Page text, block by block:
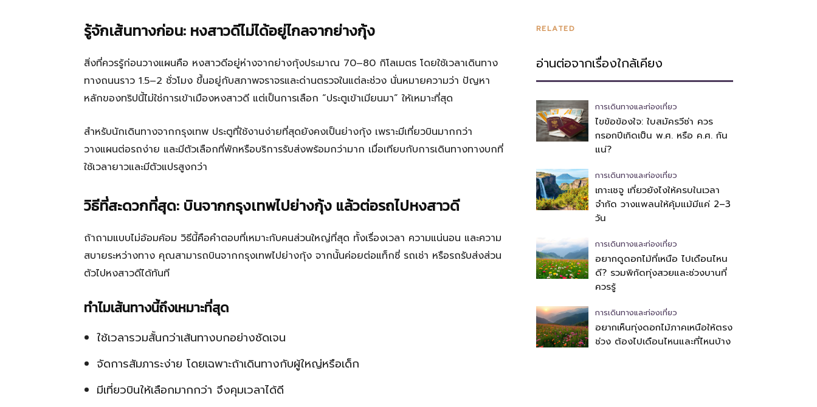
ที่
มี
รู้จักเส้นทางก่อน: หงสาวดีไม่ได้อยู่ไกลจากย่างกุ้ง
สิ่งที่ควรรู้ก่อนวางแผนคือ หงสาวดีอยู่ห่างจากย่างกุ้งประมาณ 70–80 กิโลเมตร โดยใช้เวลาเดินทาง
ทางถนนราว 1.5–2 ชั่วโมง ขึ้นอยู่กับสภาพจราจรและด่านตรวจในแต่ละช่วง นั่นหมายความว่า ปัญหา
หลักของทริปนี้ไม่ใช่การเข้าเมืองหงสาวดี แต่เป็นการเลือก “ประตูเข้าเมียนมา” ให้เหมาะที่สุด
สำหรับนักเดินทางจากกรุงเทพ ประตูที่ใช้งานง่ายที่สุดยังคงเป็นย่างกุ้ง เพราะมีเที่ยวบินมากกว่า
วางแผนต่อรถง่าย และมีตัวเลือกที่พักหรือบริการรับส่งพร้อมกว่ามาก เมื่อเทียบกับการเดินทางทางบกที่
ใช้เวลายาวและมีตัวแปรสูงกว่า
วิธีที่สะดวกที่สุด: บินจากกรุงเทพไปย่างกุ้ง แล้วต่อรถไปหงสาวดี
ถ้าถามแบบไม่อ้อมค้อม วิธีนี้คือคำตอบที่เหมาะกับคนส่วนใหญ่ที่สุด ทั้งเรื่องเวลา ความแน่นอน และความ
สบายระหว่างทาง คุณสามารถบินจากกรุงเทพไปย่างกุ้ง จากนั้นค่อยต่อแท็กซี่ รถเช่า หรือรถรับส่งส่วน
ตัวไปหงสาวดีได้ทันที
ทำไมเส้นทางนี้ถึงเหมาะที่สุด
ใช้เวลารวมสั้นกว่าเส้นทางบกอย่างชัดเจน
จัดการสัมภาระง่าย โดยเฉพาะถ้าเดินทางกับผู้ใหญ่หรือเด็ก
มีเที่ยวบินให้เลือกมากกว่า จึงคุมเวลาได้ดี
RELATED
อ่านต่อจากเรื่องใกล้เคียง
การเดินทางและท่องเที่ยว
ไขข้อข้องใจ: ใบสมัครวีซ่า ควร
กรอกปีเกิดเป็น พ.ศ. หรือ ค.ศ. กัน
แน่?
การเดินทางและท่องเที่ยว
เกาะเชจู เที่ยวยังไงให้ครบในเวลา
จำกัด วางแพลนให้คุ้มแม้มีแค่ 2–3
วัน
การเดินทางและท่องเที่ยว
อยากดูดอกไม้ที่เหนือ ไปเดือนไหน
ดี? รวมพิกัดทุ่งสวยและช่วงบานที่
ควรรู้
การเดินทางและท่องเที่ยว
อยากเห็นทุ่งดอกไม้ภาคเหนือให้ตรง
ช่วง ต้องไปเดือนไหนและที่ไหนบ้าง